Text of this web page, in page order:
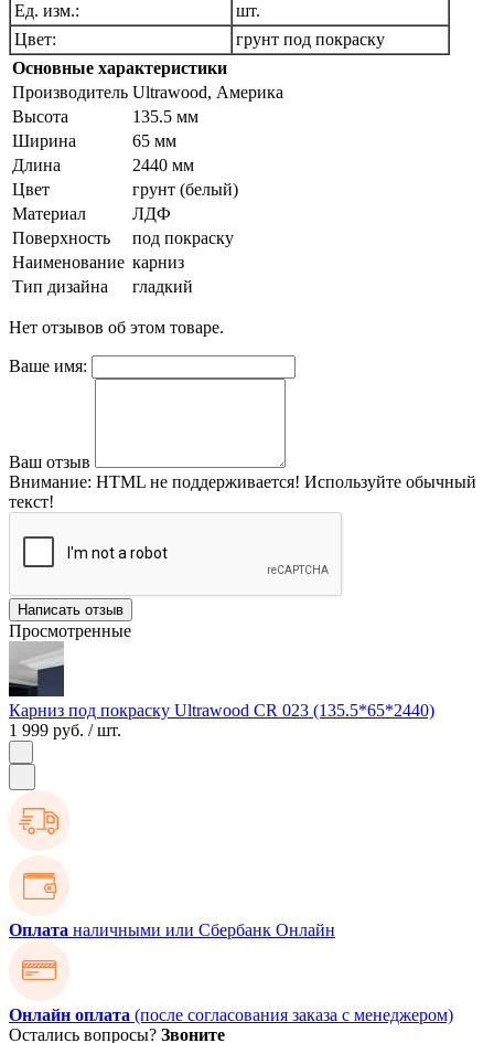
Ед. изм.:
шт.
Цвет:
грунт под покраску
Основные характеристики
Производитель Ultrawood, Америка
Высота
135.5 мм
Ширина
65 мм
Длина
2440 мм
Цвет
грунт (белый)
Материал
ЛДФ
Поверхность
под покраску
Наименование карниз
Тип дизайна
гладкий
Нет отзывов об этом товаре.
Ваше имя:
Ваш отзыв
Внимание: HTML не поддерживается! Используйте обычный
текст!
Написать отзыв
Просмотренные
Карниз под покраску Ultrawood CR 023 (135.5*65*2440)
1 999 руб. / шт.
Оплата наличными или Сбербанк Онлайн
Онлайн оплата (после согласования заказа с менеджером)
Остались вопросы? Звоните